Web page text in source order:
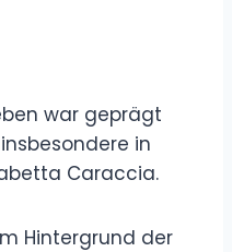
war geprägt
in
Caraccia.
Hintergrund der